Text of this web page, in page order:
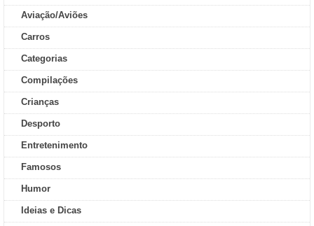
Aviação/Aviões
Carros
Categorias
Compilações
Crianças
Desporto
Entretenimento
Famosos
Humor
Ideias e Dicas